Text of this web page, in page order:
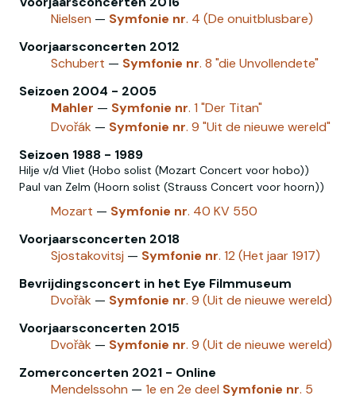
Nielsen — Symfonie nr. 4 (De onuitblusbare)
Voorjaarsconcerten 2012
Schubert — Symfonie nr. 8 "die Unvollendete"
Seizoen 2004 - 2005
Mahler — Symfonie nr. 1 "Der Titan"
Dvořák — Symfonie nr. 9 "Uit de nieuwe wereld"
Seizoen 1988 - 1989
Hilje v/d Vliet (Hobo solist (Mozart Concert voor hobo))
Paul van Zelm (Hoorn solist (Strauss Concert voor hoorn))
Mozart‎ — Symfonie nr. 40 KV 550
Voorjaarsconcerten 2018
Sjostakovitsj — Symfonie nr. 12 (Het jaar 1917)
Bevrijdingsconcert in het Eye Filmmuseum
Dvořàk — Symfonie nr. 9 (Uit de nieuwe wereld)
Voorjaarsconcerten 2015
Dvořàk — Symfonie nr. 9 (Uit de nieuwe wereld)
Zomerconcerten 2021 - Online
Mendelssohn — 1e en 2e deel Symfonie nr. 5